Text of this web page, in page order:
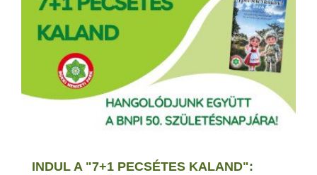
INDUL A "7+1 PECSÉTES KALAND":